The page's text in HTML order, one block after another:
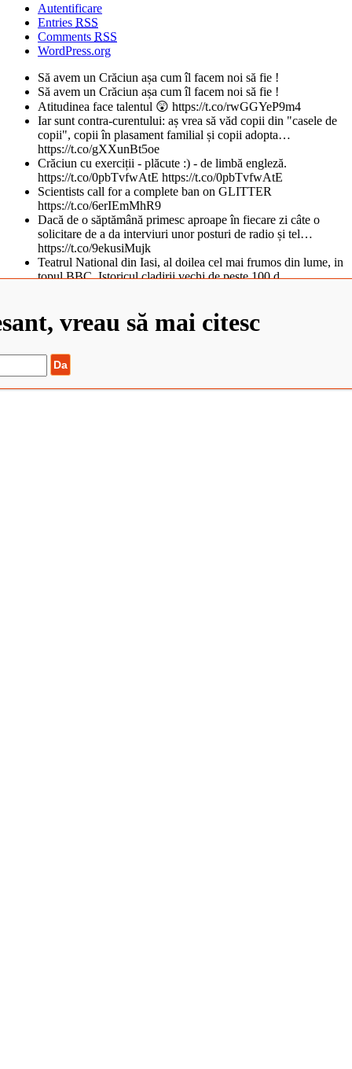
Autentificare
Entries RSS
Comments RSS
WordPress.org
Să avem un Crăciun așa cum îl facem noi să fie !
Să avem un Crăciun așa cum îl facem noi să fie !
Atitudinea face talentul 😲 https://t.co/rwGGYeP9m4
Iar sunt contra-curentului: aș vrea să văd copii din "casele de
copii", copii în plasament familial și copii adopta…
https://t.co/gXXunBt5oe
Crăciun cu exerciții - plăcute :) - de limbă engleză.
https://t.co/0pbTvfwAtE https://t.co/0pbTvfwAtE
Scientists call for a complete ban on GLITTER
https://t.co/6erIEmMhR9
Dacă de o săptămână primesc aproape în fiecare zi câte o
solicitare de a da interviuri unor posturi de radio și tel…
https://t.co/9ekusiMujk
Teatrul National din Iasi, al doilea cel mai frumos din lume, in
topul BBC. Istoricul cladirii vechi de peste 100 d…
Center https://t.co/QvJIM8HmXs
Școa... https://t.co/QRcnBMQnNk
©2022 Elisabeta Stanciulescu. Toate drepturile rezervate
vreau să mai citesc